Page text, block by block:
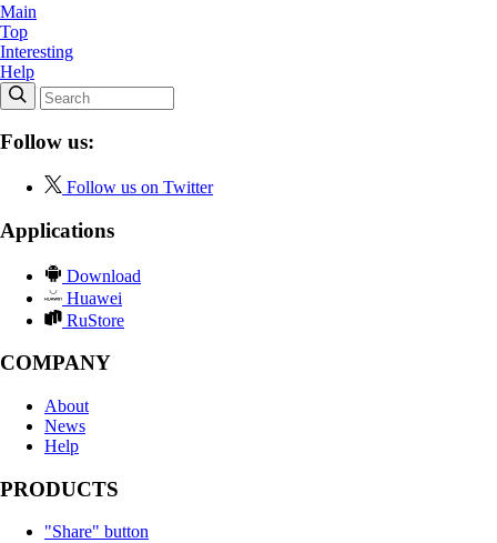
Main
Top
Interesting
Help
Follow us:
Follow us on Twitter
Applications
Download
Huawei
RuStore
COMPANY
About
News
Help
PRODUCTS
"Share" button